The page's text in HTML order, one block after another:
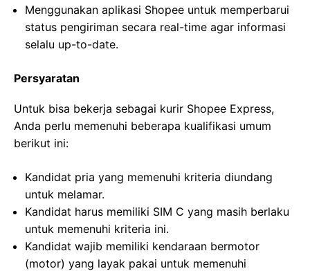
Menggunakan aplikasi Shopee untuk memperbarui
status pengiriman secara real-time agar informasi
selalu up-to-date.
Persyaratan
Untuk bisa bekerja sebagai kurir Shopee Express,
Anda perlu memenuhi beberapa kualifikasi umum
berikut ini:
Kandidat pria yang memenuhi kriteria diundang
untuk melamar.
Kandidat harus memiliki SIM C yang masih berlaku
untuk memenuhi kriteria ini.
Kandidat wajib memiliki kendaraan bermotor
(motor) yang layak pakai untuk memenuhi